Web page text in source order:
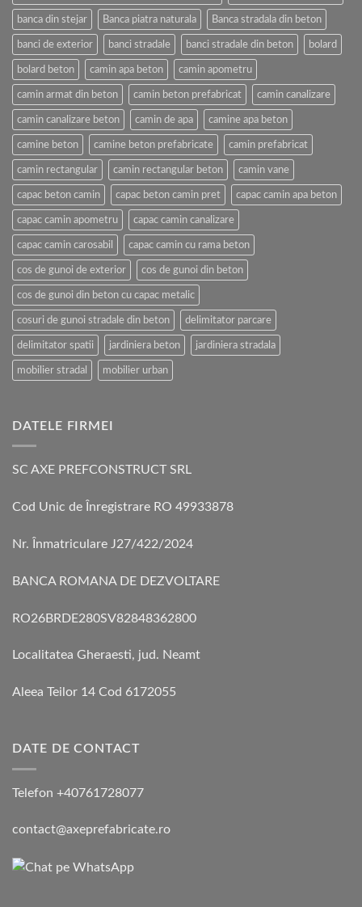
banca din stejar Banca piatra naturala Banca stradala din beton
banci de exterior banci stradale banci stradale din beton bolard
bolard beton camin apa beton camin apometru
camin armat din beton camin beton prefabricat camin canalizare
camin canalizare beton camin de apa camine apa beton
camine beton camine beton prefabricate camin prefabricat
camin rectangular camin rectangular beton camin vane
capac beton camin capac beton camin pret capac camin apa beton
capac camin apometru capac camin canalizare
capac camin carosabil capac camin cu rama beton
cos de gunoi de exterior cos de gunoi din beton
cos de gunoi din beton cu capac metalic
cosuri de gunoi stradale din beton delimitator parcare
delimitator spatii jardiniera beton jardiniera stradala
mobilier stradal mobilier urban
DATELE FIRMEI
SC AXE PREFCONSTRUCT SRL
Cod Unic de Înregistrare RO 49933878
Nr. Înmatriculare J27/422/2024
BANCA ROMANA DE DEZVOLTARE
RO26BRDE280SV82848362800
Localitatea Gheraesti, jud. Neamt
Aleea Teilor 14 Cod 6172055
DATE DE CONTACT
Telefon +40761728077
contact@axeprefabricate.ro